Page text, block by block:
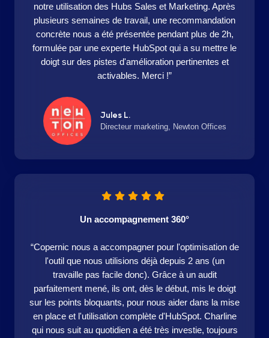
notre utilisation des Hubs Sales et Marketing. Après
plusieurs semaines de travail, une recommandation
concrète nous a été présentée pendant plus de 2h,
formulée par une experte HubSpot qui a su mettre le
doigt sur des pistes d'amélioration pertinentes et
activables. Merci !”
Jules L.
Directeur marketing, Newton Offices
Un accompagnement 360°
“Copernic nous a accompagner pour l'optimisation de
l'outil que nous utilisions déjà depuis 2 ans (un
travaille pas facile donc). Grâce à un audit
parfaitement mené, ils ont, dès le début, mis le doigt
sur les points bloquants, pour nous aider dans la mise
en place et l'utilisation complète d'HubSpot. Charline
qui nous suit au quotidien a été très investie, toujours